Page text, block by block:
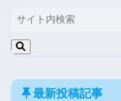
最新投稿記事